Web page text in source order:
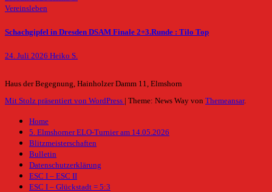
Vereinsleben
Schachgipfel in Dresden DSAM Finale 2+3.Runde : Tilo Top
24. Juli 2026 Heiko S.
Haus der Begegnung, Hainholzer Damm 11, Elmshorn
Mit Stolz präsentiert von WordPress | Theme: News Way von Themeansar.
Home
5. Elmshorner ELO-Turnier am 14.05.2026
Blitzmeisterschaften
Bulletin
Datenschutzerklärung
ESC I – ESC II
ESC I – Glückstadt = 5:3